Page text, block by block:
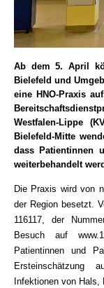
Have
+44 1234
Drop us
About
Lorem
adipiscing
Aenean
massa.
magnis dis
ridiculus
Ab dem 5. April
Bielefeld und
eine HNO-Praxis
Westfalen-Lippe
Bielefeld-Mitte
dass Patientinnen
weiterbehandelt
Die Praxis wird von
der Region besetzt.
116117, der
Besuch auf
Patientinnen und
Ersteinschätzung
Infektionen von